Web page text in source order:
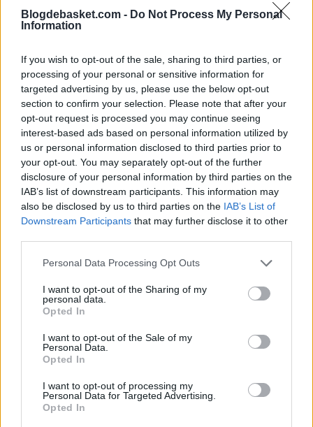
Blogdebasket.com - Do Not Process My Personal
Information
If you wish to opt-out of the sale, sharing to third parties, or
processing of your personal or sensitive information for
targeted advertising by us, please use the below opt-out
section to confirm your selection. Please note that after your
opt-out request is processed you may continue seeing
interest-based ads based on personal information utilized by
us or personal information disclosed to third parties prior to
your opt-out. You may separately opt-out of the further
disclosure of your personal information by third parties on the
IAB’s list of downstream participants. This information may
also be disclosed by us to third parties on the IAB’s List of
Downstream Participants that may further disclose it to other
Personal Data Processing Opt Outs
I want to opt-out of the Sharing of my
personal data.
Opted In
I want to opt-out of the Sale of my
Personal Data.
Opted In
I want to opt-out of processing my
Personal Data for Targeted Advertising.
Opted In
que consiguió 61 victorias en temporada regular. Los
en las Finales de la Conferencia Este.
Harrington promedió13.5 puntos y 5.6 rebotes
981 partidos en la NBA. Su mejor temporada anotadora
fue la 2008-09 cuando consiguió 20.1 puntos con
Golden State Warriors y New York Knicks.
"Estoy muy contento por todo lo que he podido
conseguir", dijo Harrington. "He cambiado la vida de
muchas personas en mi familia, incluyéndome a mí
mismo con un deporte del que me enamoré y siempre
estaré enamorado y con el que siempre estaré ligado
hasta que muera".
"Fue un viaje divertido. Acabó muy rápido, también. Fue